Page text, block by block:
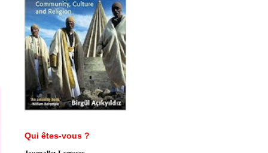
Qui êtes-vous ?